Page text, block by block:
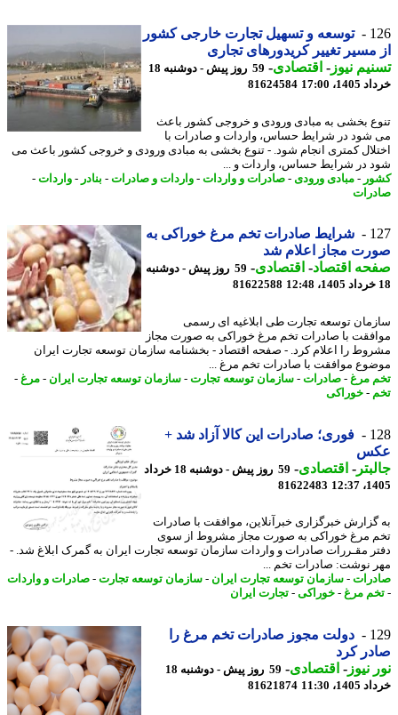
توسعه و تسهیل تجارت خارجی کشور
مسیر تغییر کریدورهای تجاری
نیوز-اقتصادی-
59 روز پیش - دوشنبه 18
17:00
81624584
بخشی به مبادی ورودی و خروجی کشور باعث
در شرایط حساس، واردات و صادرات با
کمتری انجام شود. - تنوع بخشی به مبادی ورودی و خروجی کشور باعث می
در شرایط حساس، واردات و ...
-مبادی ورودی -صادرات و واردات - واردات و صادرات- بنادر -واردات -
شرایط صادرات تخم مرغ خوراکی به
مجاز اعلام شد
اقتصاد-اقتصادی-
59 روز پیش - دوشنبه
81622588
توسعه تجارت طی ابلاغیه ای رسمی
با صادرات تخم مرغ خوراکی به صورت مجاز
را اعلام کرد. - صفحه اقتصاد - بخشنامه سازمان توسعه تجارت ایران
موافقت با صادرات تخم مرغ ...
مرغ -صادرات- سازمان توسعه تجارت- سازمان توسعه تجارت ایران - مرغ -
-خوراکی
فوری؛ صادرات این کالا آزاد شد +
-اقتصادی-
59 روز پیش - دوشنبه 18 خرداد
81622483
خبرگزاری خبرآنلاین، موافقت با صادرات
مرغ خوراکی به صورت مجاز مشروط از سوی
مقـررات صادرات و واردات سازمان توسعه تجارت ایران به گمرک ابلاغ شد. -
نوشت: صادرات تخم ...
- سازمان توسعه تجارت ایران - سازمان توسعه تجارت- صادرات و واردات
مرغ -خوراکی -تجارت ایران
دولت مجوز صادرات تخم مرغ را
کرد
نیوز-اقتصادی-
59 روز پیش - دوشنبه 18
11:30
81621874